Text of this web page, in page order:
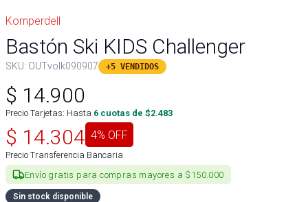
Komperdell
Bastón Ski KIDS Challenger
SKU: OUTvolk090907 +5 VENDIDOS
$ 14.900
Precio Tarjetas: Hasta 6 cuotas de $2.483
$ 14.304 4% OFF
Precio Transferencia Bancaria
Envío gratis para compras mayores a $150.000
Sin stock disponible